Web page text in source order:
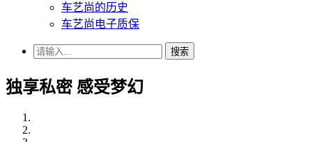
车艺尚的历史
车艺尚电子质保
搜索
独享私密 感受梦幻